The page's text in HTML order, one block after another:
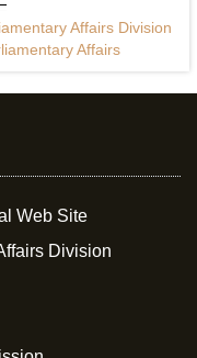
Affairs Division
Affairs
Web Site
Division